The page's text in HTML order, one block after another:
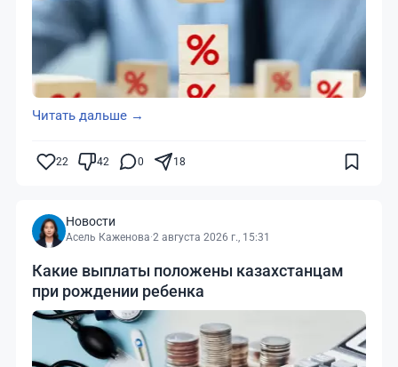
Читать дальше →
22 42 0 18
Новости
Асель Каженова·2 августа 2026 г., 15:31
Какие выплаты положены казахстанцам
при рождении ребенка